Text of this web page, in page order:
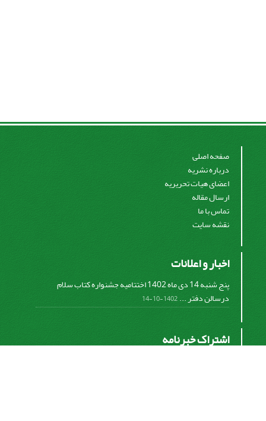
صفحه اصلی
درباره نشریه
اعضای هیات تحریریه
ارسال مقاله
تماس با ما
نقشه سایت
اخبار و اعلانات
پنج شنبه 14 دی ماه 1402 اختتامیه جشنواره کتاب سلام
درسالن دفتر ...1402-10-14
اشتراک خبرنامه